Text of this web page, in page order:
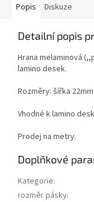
Popis Diskuze
Detailní popis
Hrana melaminová
lamino desek.
Rozměry: šířka
Vhodné k lamino
Prodej na metry.
Doplňkové
Kategorie:
rozměr pásky: